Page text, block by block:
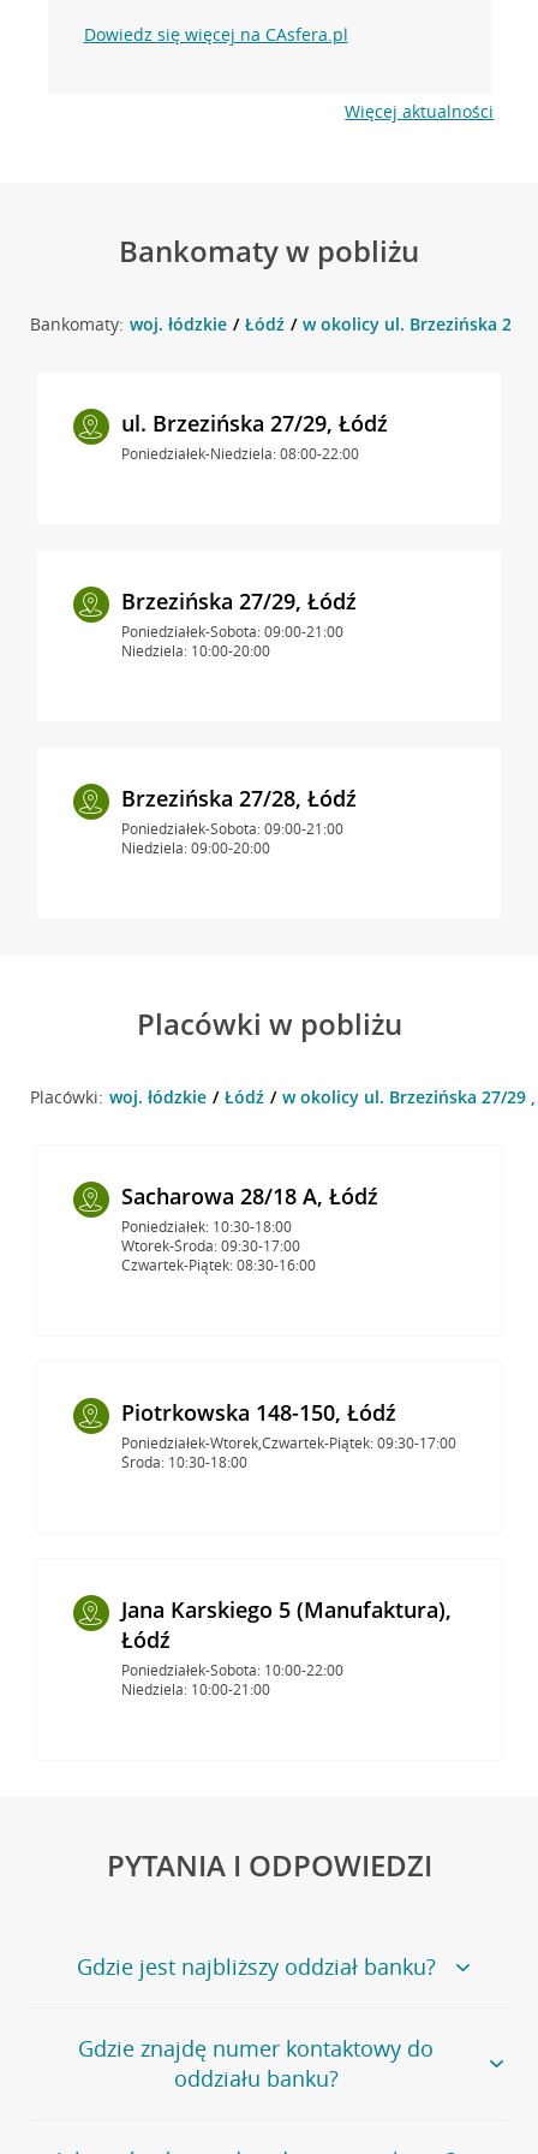
Dowiedz się więcej na CAsfera.pl
Więcej aktualności
Bankomaty w pobliżu
Bankomaty: woj. łódzkie Łódź w okolicy ul. Brzezińska 27/
ul. Brzezińska 27/29, Łódź
Poniedziałek-Niedziela: 08:00-22:00
Brzezińska 27/29, Łódź
Poniedziałek-Sobota: 09:00-21:00
Niedziela: 10:00-20:00
Brzezińska 27/28, Łódź
Poniedziałek-Sobota: 09:00-21:00
Niedziela: 09:00-20:00
Placówki w pobliżu
Placówki: woj. łódzkie Łódź w okolicy ul. Brzezińska 27/29
Sacharowa 28/18 A, Łódź
Poniedziałek: 10:30-18:00
Wtorek-Środa: 09:30-17:00
Czwartek-Piątek: 08:30-16:00
Piotrkowska 148-150, Łódź
Poniedziałek-Wtorek,Czwartek-Piątek: 09:30-17:00
Środa: 10:30-18:00
Jana Karskiego 5 (Manufaktura),
Łódź
Poniedziałek-Sobota: 10:00-22:00
Niedziela: 10:00-21:00
PYTANIA I ODPOWIEDZI
Gdzie jest najbliższy oddział banku?
Jeśli szukasz oddziału naszego banku, zapraszamy na
stronęPlacówki i bankomaty, na której znajduje się
wygodna wyszukiwarka.
oddziałów
Gdzie znajdę numer kontaktowy do
oddziału banku?
Bank Credit Agricole nie udostępnia ogólnego numeru